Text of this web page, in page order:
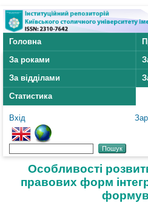
Головна
За роками
За відділами
Статистика
Вхід
Особливості
правових форм